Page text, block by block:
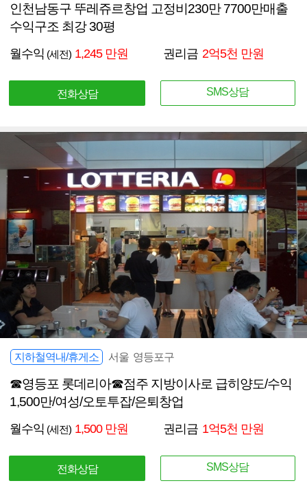
인천남동구 뚜레쥬르창업 고정비230만 7700만매출
수익구조 최강 30평
월수익 (세전) 1,245 만원 권리금 2억5천 만원
전화상담 SMS상담
지하철역내/휴게소 서울 영등포구
☎영등포 롯데리아☎점주 지방이사로 급히양도/수익
1,500만/여성/오토투잡/은퇴창업
월수익 (세전) 1,500 만원 권리금 1억5천 만원
전화상담 SMS상담